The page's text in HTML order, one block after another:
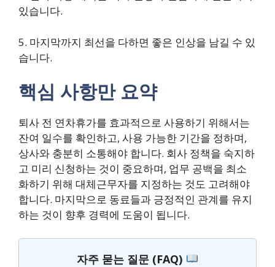
있습니다.
5. 마지막까지 최선을 다하면 좋은 인상을 남길 수 있
습니다.
핵심 사항만 요약
퇴사 전 연차휴가를 효과적으로 사용하기 위해서는
잔여 일수를 확인하고, 사용 가능한 기간을 정하며,
상사와 충분히 소통해야 합니다. 회사 정책을 숙지하
고 미리 신청하는 것이 중요하며, 업무 공백을 최소
화하기 위해 대체근무자를 지정하는 것도 고려해야
합니다. 마지막으로 동료들과 긍정적인 관계를 유지
하는 것이 향후 경력에 도움이 됩니다.
자주 묻는 질문 (FAQ)